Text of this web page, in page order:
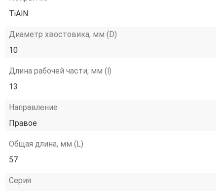
TiAlN
Диаметр хвостовика, мм (D)
10
Длина рабочей части, мм (l)
13
Направление
Правое
Общая длина, мм (L)
57
Серия